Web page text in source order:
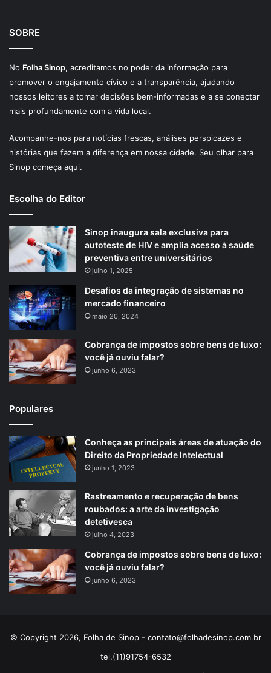
SOBRE
No Folha Sinop, acreditamos no poder da informação para
promover o engajamento cívico e a transparência, ajudando
nossos leitores a tomar decisões bem-informadas e a se conectar
mais profundamente com a vida local.
Acompanhe-nos para notícias frescas, análises perspicazes e
histórias que fazem a diferença em nossa cidade. Seu olhar para
Sinop começa aqui.
Escolha do Editor
Sinop inaugura sala exclusiva para
autoteste de HIV e amplia acesso à saúde
preventiva entre universitários
julho 1, 2025
Desafios da integração de sistemas no
mercado financeiro
maio 20, 2024
Cobrança de impostos sobre bens de luxo:
você já ouviu falar?
junho 6, 2023
Populares
Conheça as principais áreas de atuação do
Direito da Propriedade Intelectual
junho 1, 2023
Rastreamento e recuperação de bens
roubados: a arte da investigação
detetivesca
julho 4, 2023
Cobrança de impostos sobre bens de luxo:
você já ouviu falar?
junho 6, 2023
© Copyright 2026, Folha de Sinop - contato@folhadesinop.com.br
tel.(11)91754-6532